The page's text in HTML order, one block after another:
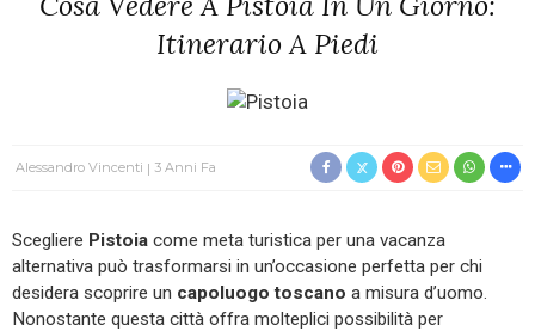
Itinerario A Piedi
Alessandro Vincenti 3 Anni Fa
Scegliere Pistoia come meta turistica per una vacanza
alternativa può trasformarsi in un’occasione perfetta per chi
desidera scoprire un capoluogo toscano a misura d’uomo.
Nonostante questa città offra molteplici possibilità per